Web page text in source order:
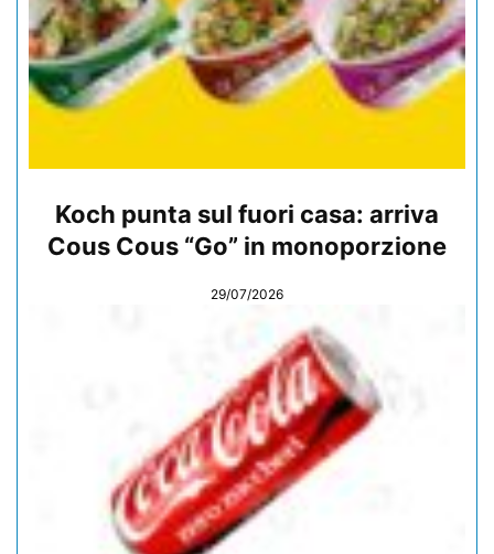
Koch punta sul fuori casa: arriva
Cous Cous “Go” in monoporzione
29/07/2026